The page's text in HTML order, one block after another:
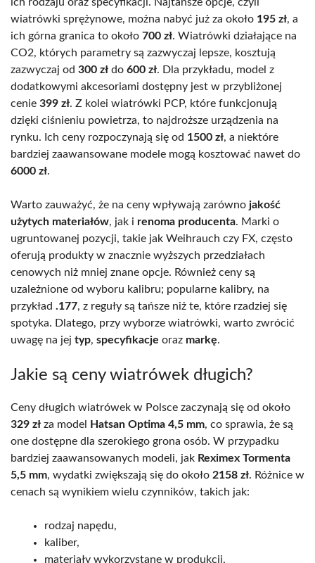
wiatrówki sprężynowe, można nabyć już za około 195 zł, a
ich górna granica to około 700 zł. Wiatrówki działające na
CO2, których parametry są zazwyczaj lepsze, kosztują
zazwyczaj od 300 zł do 600 zł. Dla przykładu, model z
dodatkowymi akcesoriami dostępny jest w przybliżonej
cenie 399 zł. Z kolei wiatrówki PCP, które funkcjonują
dzięki ciśnieniu powietrza, to najdroższe urządzenia na
rynku. Ich ceny rozpoczynają się od 1500 zł, a niektóre
bardziej zaawansowane modele mogą kosztować nawet do
6000 zł.
Warto zauważyć, że na ceny wpływają zarówno jakość
użytych materiałów, jak i renoma producenta. Marki o
ugruntowanej pozycji, takie jak Weihrauch czy FX, często
oferują produkty w znacznie wyższych przedziałach
cenowych niż mniej znane opcje. Również ceny są
uzależnione od wyboru kalibru; popularne kalibry, na
przykład .177, z reguły są tańsze niż te, które rzadziej się
spotyka. Dlatego, przy wyborze wiatrówki, warto zwrócić
uwagę na jej typ, specyfikacje oraz markę.
Jakie są ceny wiatrówek długich?
Ceny długich wiatrówek w Polsce zaczynają się od około
329 zł za model Hatsan Optima 4,5 mm, co sprawia, że są
one dostępne dla szerokiego grona osób. W przypadku
bardziej zaawansowanych modeli, jak Reximex Tormenta
5,5 mm, wydatki zwiększają się do około 2158 zł. Różnice w
cenach są wynikiem wielu czynników, takich jak:
rodzaj napędu,
kaliber,
materiały wykorzystane w produkcji.